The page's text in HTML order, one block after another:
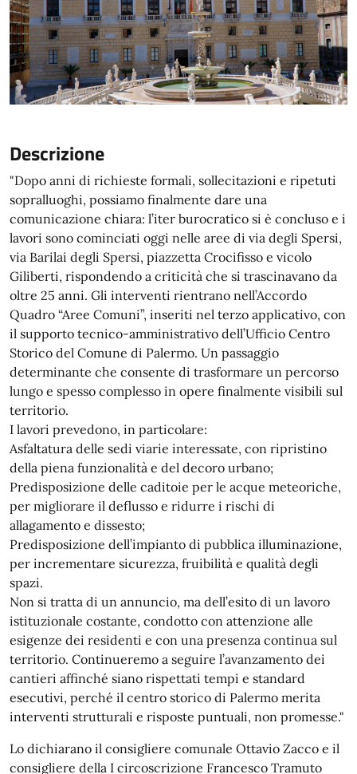
Descrizione
"Dopo anni di richieste formali, sollecitazioni e ripetuti
sopralluoghi, possiamo finalmente dare una
comunicazione chiara: l’iter burocratico si è concluso e i
lavori sono cominciati oggi nelle aree di via degli Spersi,
via Barilai degli Spersi, piazzetta Crocifisso e vicolo
Giliberti, rispondendo a criticità che si trascinavano da
oltre 25 anni. Gli interventi rientrano nell’Accordo
Quadro “Aree Comuni”, inseriti nel terzo applicativo, con
il supporto tecnico-amministrativo dell’Ufficio Centro
Storico del Comune di Palermo. Un passaggio
determinante che consente di trasformare un percorso
lungo e spesso complesso in opere finalmente visibili sul
territorio.
I lavori prevedono, in particolare:
Asfaltatura delle sedi viarie interessate, con ripristino
della piena funzionalità e del decoro urbano;
Predisposizione delle caditoie per le acque meteoriche,
per migliorare il deflusso e ridurre i rischi di
allagamento e dissesto;
Predisposizione dell’impianto di pubblica illuminazione,
per incrementare sicurezza, fruibilità e qualità degli
spazi.
Non si tratta di un annuncio, ma dell’esito di un lavoro
istituzionale costante, condotto con attenzione alle
esigenze dei residenti e con una presenza continua sul
territorio. Continueremo a seguire l’avanzamento dei
cantieri affinché siano rispettati tempi e standard
esecutivi, perché il centro storico di Palermo merita
interventi strutturali e risposte puntuali, non promesse."
Lo dichiarano il consigliere comunale Ottavio Zacco e il
consigliere della I circoscrizione Francesco Tramuto